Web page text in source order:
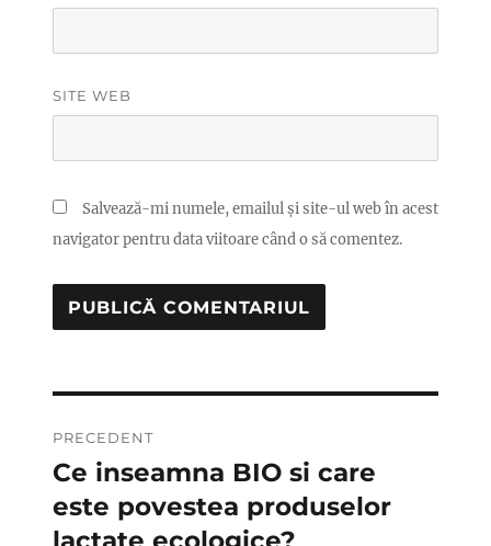
SITE WEB
Salvează-mi numele, emailul și site-ul web în acest
navigator pentru data viitoare când o să comentez.
în
articole
PRECEDENT
Articolul
anterior:
Ce inseamna BIO si care
este povestea produselor